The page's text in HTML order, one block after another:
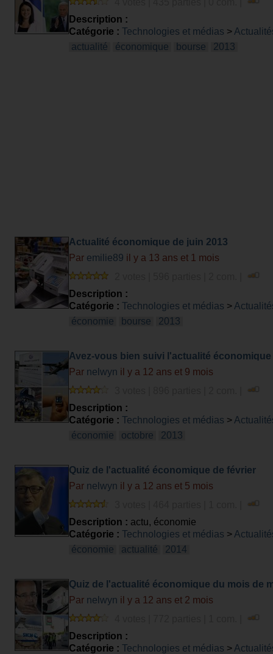
Description :
Catégorie : Technologies et médias >
actualité
économique bourse 2013
Actualité économique de juin 2013
Par emilie89 il y a 13 ans et 1 mois
Description :
Catégorie : Technologies et médias >
économie
bourse 2013
Avez-vous bien suivi l'actualité
Par nelwyn il y a 12 ans et 9 mois
Description :
Catégorie : Technologies et médias >
économie
octobre 2013
Quiz de l'actualité économique de février
Par nelwyn il y a 12 ans et 5 mois
Description : actu, économie
Catégorie : Technologies et médias >
économie
actualité 2014
Quiz de l'actualité économique du mois de
Par nelwyn il y a 12 ans et 2 mois
Description :
Catégorie : Technologies et médias >